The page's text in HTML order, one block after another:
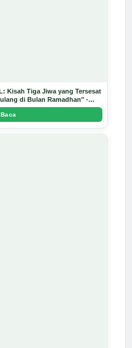
Kisah Tiga Jiwa yang Tersesat
di Bulan Ramadhan" -